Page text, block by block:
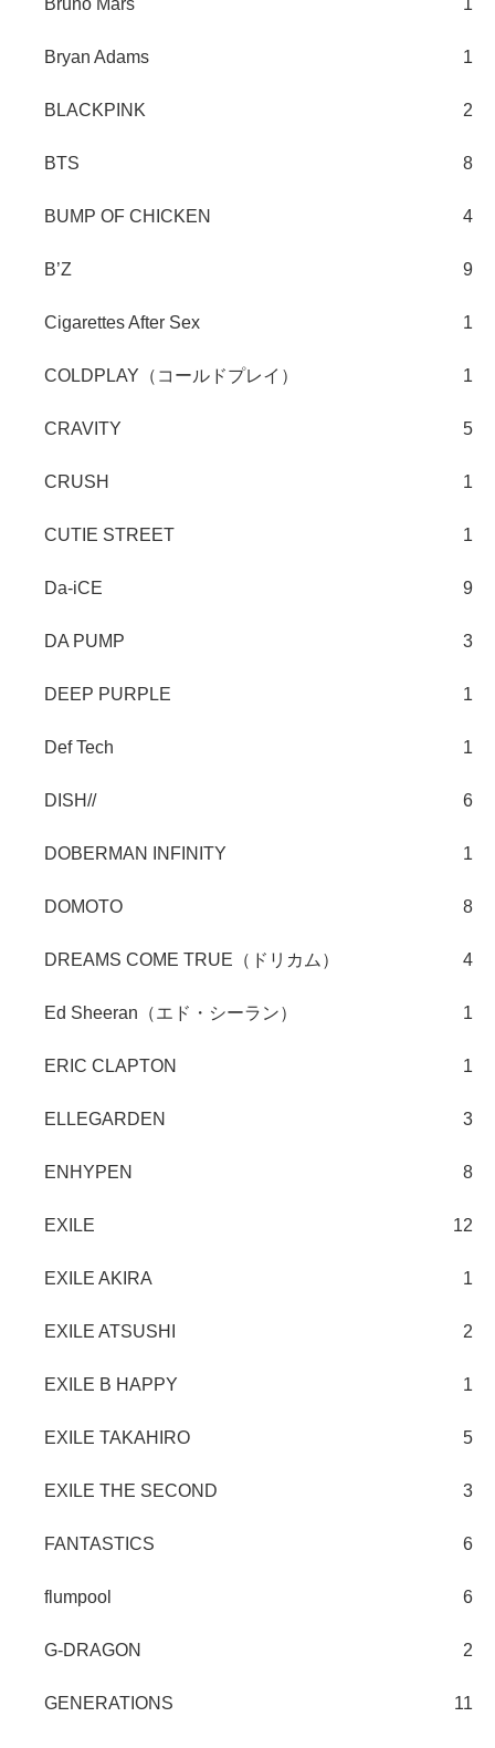
Bryan Adams 1
BLACKPINK 2
BTS 8
BUMP OF CHICKEN 4
B’Z 9
Cigarettes After Sex 1
COLDPLAY（コールドプレイ） 1
CRAVITY 5
CRUSH 1
CUTIE STREET 1
Da-iCE 9
DA PUMP 3
DEEP PURPLE 1
Def Tech 1
DISH// 6
DOBERMAN INFINITY 1
DOMOTO 8
DREAMS COME TRUE（ドリカム） 4
Ed Sheeran（エド・シーラン） 1
ERIC CLAPTON 1
ELLEGARDEN 3
ENHYPEN 8
EXILE 12
EXILE AKIRA 1
EXILE ATSUSHI 2
EXILE B HAPPY 1
EXILE TAKAHIRO 5
EXILE THE SECOND 3
FANTASTICS 6
flumpool 6
G-DRAGON 2
GENERATIONS 11